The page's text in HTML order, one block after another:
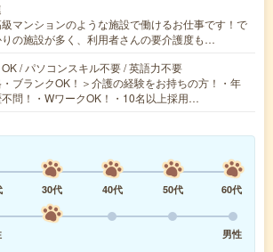
級マンションのような施設で働けるお仕事です！で
りの施設が多く、利用者さんの要介護度も…
/ パソコンスキル不要 / 英語力不要
・ブランクOK！＞介護の経験をお持ちの方！・年
問！・WワークOK！・10名以上採用…
30代 40代 50代
60代
男性